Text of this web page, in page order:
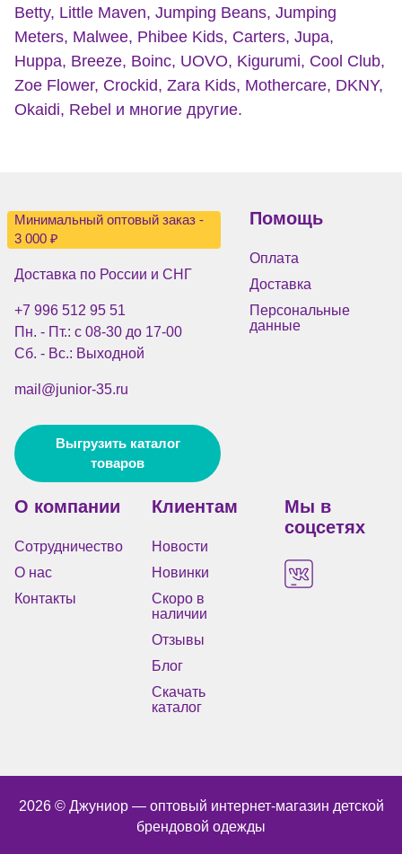
Betty, Little Maven, Jumping Beans, Jumping
Meters, Malwee, Phibee Kids, Carters, Jupa,
Huppa, Breeze, Boinc, UOVO, Kigurumi, Cool Club,
Zoe Flower, Crockid, Zara Kids, Mothercare, DKNY,
Okaidi, Rebel и многие другие.
Минимальный оптовый заказ -
3 000 ₽
Доставка по России и СНГ
+7 996 512 95 51
Пн. - Пт.: с 08-30 до 17-00
Сб. - Вс.: Выходной
mail@junior-35.ru
Выгрузить каталог
товаров
Помощь
Оплата
Доставка
Персональные
данные
О компании
Сотрудничество
О нас
Контакты
Клиентам
Новости
Новинки
Скоро в
наличии
Отзывы
Блог
Скачать
каталог
Мы в
соцсетях
2026 © Джуниор ― оптовый интернет-магазин детской
брендовой одежды